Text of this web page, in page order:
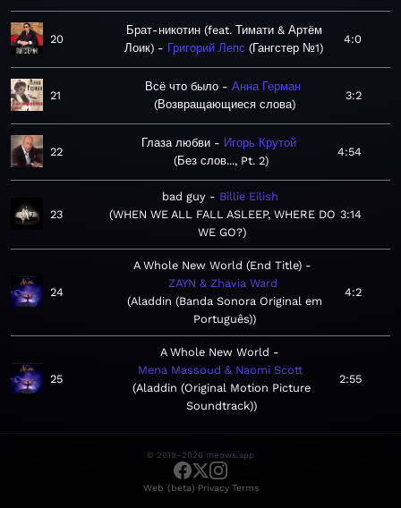
20
Брат-никотин (feat. Тимати & Артём
Лоик)
Григорий Лепс Гангстер №1
4:0
21
Всё что было
Анна Герман
Возвращающиеся слова
3:2
22
Глаза любви
Игорь Крутой
Без слов..., Pt. 2
4:54
23
bad guy
Billie Eilish
WHEN WE ALL FALL ASLEEP, WHERE DO
WE GO?
3:14
24
A Whole New World (End Title)
ZAYN & Zhavia Ward
Aladdin (Banda Sonora Original em
Português)
4:2
25
A Whole New World
Mena Massoud & Naomi Scott
Aladdin (Original Motion Picture
Soundtrack)
2:55
© 2019–2026 meows.app
Web (beta)·Privacy·Terms